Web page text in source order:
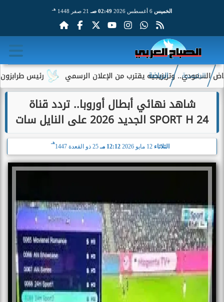
الخميس 02:49 صـ 21 صفر 1448 هـ
رئيس طرابزون وتريزيجيه يقترب من الإعلان الرسمي
الرئيسية الرياضة
شاهد نهائي أبطال أوروبا.. تردد قناة
SPORT H 24 الجديد 2026 على النايل سات
الثلاثاء 12 مايو 2026 12:12 مـ 25 ذو القعدة 1447
هـ